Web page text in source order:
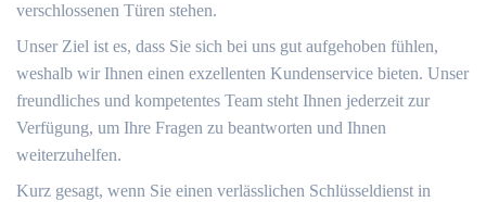
verschlossenen Türen stehen.
Unser Ziel ist es, dass Sie sich bei uns gut aufgehoben fühlen,
weshalb wir Ihnen einen exzellenten Kundenservice bieten. Unser
freundliches und kompetentes Team steht Ihnen jederzeit zur
Verfügung, um Ihre Fragen zu beantworten und Ihnen
weiterzuhelfen.
Kurz gesagt, wenn Sie einen verlässlichen Schlüsseldienst in